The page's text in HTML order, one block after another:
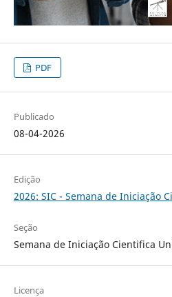
PDF
Publicado
08-04-2026
Edição
2026: SIC - Semana de Iniciação
Seção
Semana de Iniciação Cientifica
Licença